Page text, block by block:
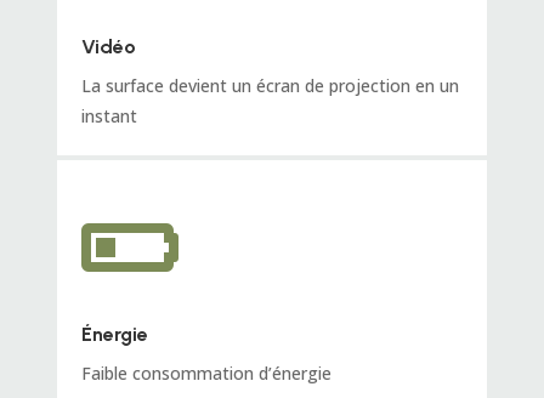
Vidéo
La surface devient un écran de projection en un
instant

Énergie
Faible consommation d’énergie